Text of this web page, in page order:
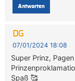
Antworten
DG
07/01/2024 18:08
Super Prinz,
Spaß 🥰